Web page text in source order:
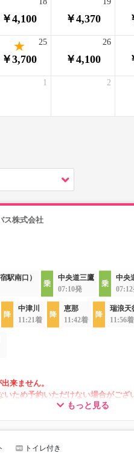
￥4,100 ￥4,370
￥3,700
25
￥4,100
26
1 2
ス株式会社
駅南口）
中央道三鷹
07:10発
中央
中津川
11:21着
恵那
11:42着
瑞浪天
11:56着
来ません。
ため予約いただけない場合がござ
では通常運賃＋1,000円でご利用い
ざいます。これに伴い、座席やシ
もっと見る
トイレ付き